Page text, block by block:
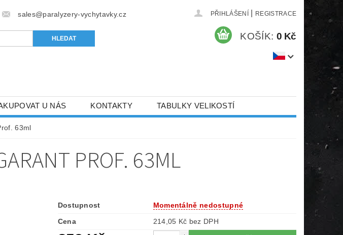
sales@paralyzery-vychytavky.cz PŘIHLÁŠENÍ REGISTRACE
KOŠÍK: 0 Kč
U NÁS KONTAKTY TABULKY VELIKOSTÍ
63ml
PROF. 63ML
Dostupnost
Momentálně nedostupné
Cena
214,05 Kč bez DPH